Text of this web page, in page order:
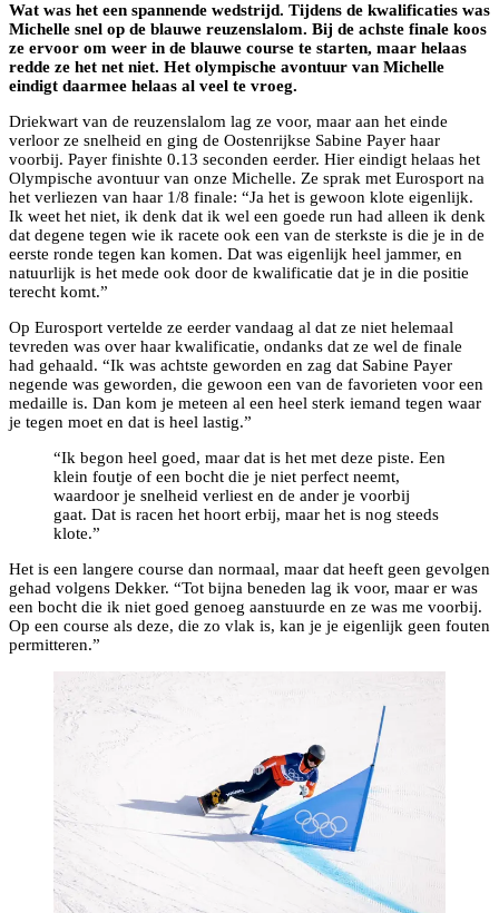
Wat was het een spannende wedstrijd. Tijdens de kwalificaties was
Michelle snel op de blauwe reuzenslalom. Bij de achste finale koos
ze ervoor om weer in de blauwe course te starten, maar helaas
redde ze het net niet. Het olympische avontuur van Michelle
eindigt daarmee helaas al veel te vroeg.
Driekwart van de reuzenslalom lag ze voor, maar aan het einde
verloor ze snelheid en ging de Oostenrijkse Sabine Payer haar
voorbij. Payer finishte 0.13 seconden eerder. Hier eindigt helaas het
Olympische avontuur van onze Michelle. Ze sprak met Eurosport na
het verliezen van haar 1/8 finale: “Ja het is gewoon klote eigenlijk.
Ik weet het niet, ik denk dat ik wel een goede run had alleen ik denk
dat degene tegen wie ik racete ook een van de sterkste is die je in de
eerste ronde tegen kan komen. Dat was eigenlijk heel jammer, en
natuurlijk is het mede ook door de kwalificatie dat je in die positie
terecht komt.”
Op Eurosport vertelde ze eerder vandaag al dat ze niet helemaal
tevreden was over haar kwalificatie, ondanks dat ze wel de finale
had gehaald. “Ik was achtste geworden en zag dat Sabine Payer
negende was geworden, die gewoon een van de favorieten voor een
medaille is. Dan kom je meteen al een heel sterk iemand tegen waar
je tegen moet en dat is heel lastig.”
“Ik begon heel goed, maar dat is het met deze piste. Een
klein foutje of een bocht die je niet perfect neemt,
waardoor je snelheid verliest en de ander je voorbij
gaat. Dat is racen het hoort erbij, maar het is nog steeds
klote.”
Het is een langere course dan normaal, maar dat heeft geen gevolgen
gehad volgens Dekker. “Tot bijna beneden lag ik voor, maar er was
een bocht die ik niet goed genoeg aanstuurde en ze was me voorbij.
Op een course als deze, die zo vlak is, kan je je eigenlijk geen fouten
permitteren.”